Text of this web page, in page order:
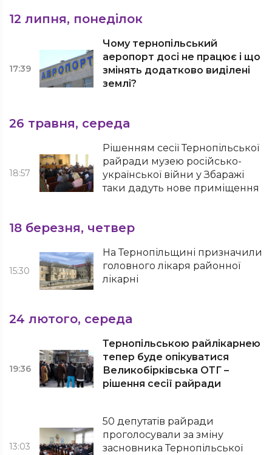
12 липня, понеділок
17:39
Чому тернопільський
аеропорт досі не працює і що
змінять додатково виділені
землі?
26 травня, середа
18:57
Рішенням сесії Тернопільської
райради музею російсько-
української війни у Збаражі
таки дадуть нове приміщення
18 березня, четвер
15:30
На Тернопільщині призначили
головного лікаря районної
лікарні
24 лютого, середа
19:36
Тернопільською райлікарнею
тепер буде опікуватися
Великобірківська ОТГ –
рішення сесії райради
13:03
50 депутатів райради
проголосували за зміну
засновника Тернопільської